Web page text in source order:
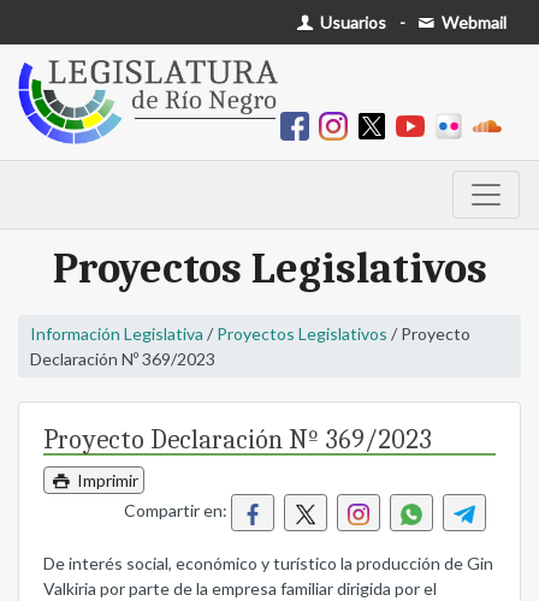
Usuarios - Webmail
Proyectos Legislativos
Información Legislativa / Proyectos Legislativos / Proyecto
Declaración Nº 369/2023
Proyecto Declaración Nº 369/2023
Imprimir
Compartir en:
De interés social, económico y turístico la producción de Gin
Valkiria por parte de la empresa familiar dirigida por el